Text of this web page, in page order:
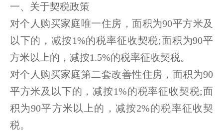
一、关于契税政策
对个人购买家庭唯一住房，面积为90平方米及
以下的，减按1%的税率征收契税;面积为90平
方米以上的，减按1.5%的税率征收契税。
对个人购买家庭第二套改善性住房，面积为90
平方米及以下的，减按1%的税率征收契税;面
积为90平方米以上的，减按2%的税率征收契
税。